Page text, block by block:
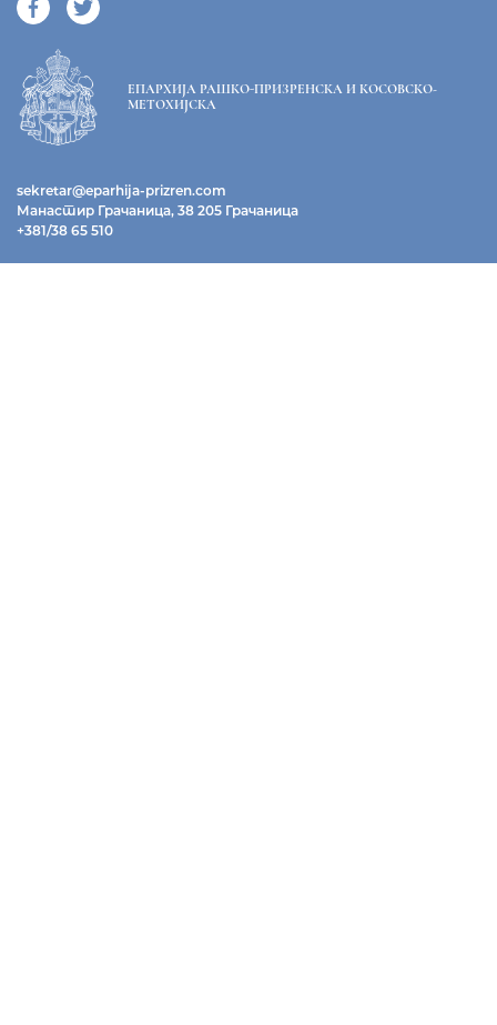
ЕПАРХИЈА РАШКО-ПРИЗРЕНСКА И КОСОВСКО-
МЕТОХИЈСКА
sekretar@eparhija-prizren.com
Манастир Грачаница, 38 205 Грачаница
+381/38 65 510